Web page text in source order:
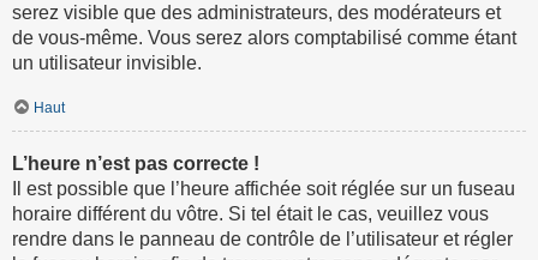
serez visible que des administrateurs, des modérateurs et
de vous-même. Vous serez alors comptabilisé comme étant
un utilisateur invisible.
Haut
L’heure n’est pas correcte !
Il est possible que l’heure affichée soit réglée sur un fuseau
horaire différent du vôtre. Si tel était le cas, veuillez vous
rendre dans le panneau de contrôle de l’utilisateur et régler